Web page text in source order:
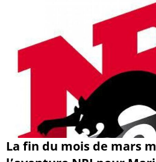
La fin du mois de mars